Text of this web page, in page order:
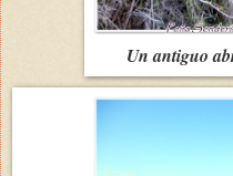
Un antiguo